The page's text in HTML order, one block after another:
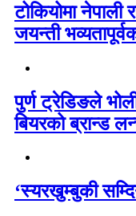
टोकियोमा नेपाली
जयन्ती
पुर्ण ट्रेडिङले
बियरको ब्रान्ड
‘स्यरखुम्बुकी